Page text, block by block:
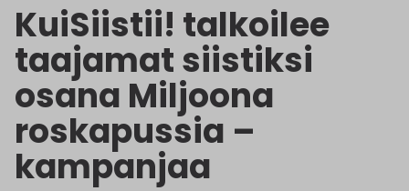
KuiSiistii! talkoilee
taajamat siistiksi
osana Miljoona
roskapussia –
kampanjaa